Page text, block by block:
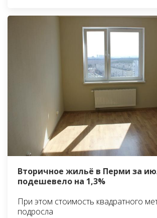
Вторичное жильё в Перми за
подешевело на 1,3%
При этом стоимость квадратного
подросла